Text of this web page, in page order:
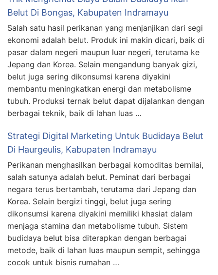
Belut Di Bongas, Kabupaten Indramayu
Salah satu hasil perikanan yang menjanjikan dari segi
ekonomi adalah belut. Produk ini makin dicari, baik di
pasar dalam negeri maupun luar negeri, terutama ke
Jepang dan Korea. Selain mengandung banyak gizi,
belut juga sering dikonsumsi karena diyakini
membantu meningkatkan energi dan metabolisme
tubuh. Produksi ternak belut dapat dijalankan dengan
berbagai teknik, baik di lahan luas …
Strategi Digital Marketing Untuk Budidaya Belut
Di Haurgeulis, Kabupaten Indramayu
Perikanan menghasilkan berbagai komoditas bernilai,
salah satunya adalah belut. Peminat dari berbagai
negara terus bertambah, terutama dari Jepang dan
Korea. Selain bergizi tinggi, belut juga sering
dikonsumsi karena diyakini memiliki khasiat dalam
menjaga stamina dan metabolisme tubuh. Sistem
budidaya belut bisa diterapkan dengan berbagai
metode, baik di lahan luas maupun sempit, sehingga
cocok untuk bisnis rumahan …